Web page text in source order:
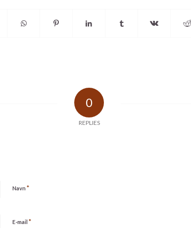
0
REPLIES
Navn *
E-mail *